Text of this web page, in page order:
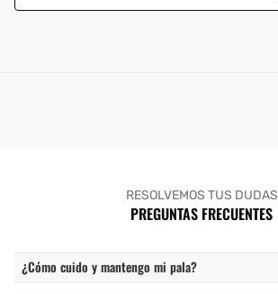
RESOLVEMOS TUS DUDAS
PREGUNTAS FRECUENTES
¿Cómo cuido y mantengo mi pala?